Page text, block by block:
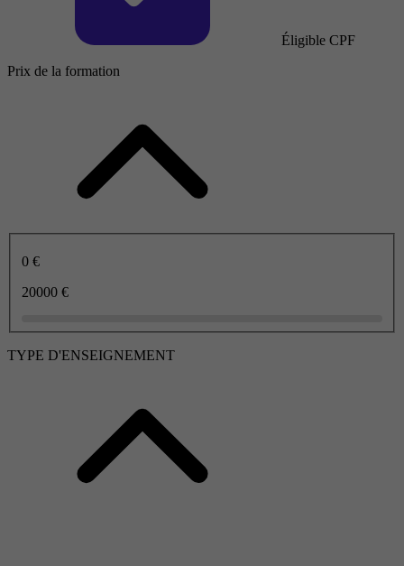
Éligible CPF
Prix de la formation
0 €
20000 €
TYPE D'ENSEIGNEMENT